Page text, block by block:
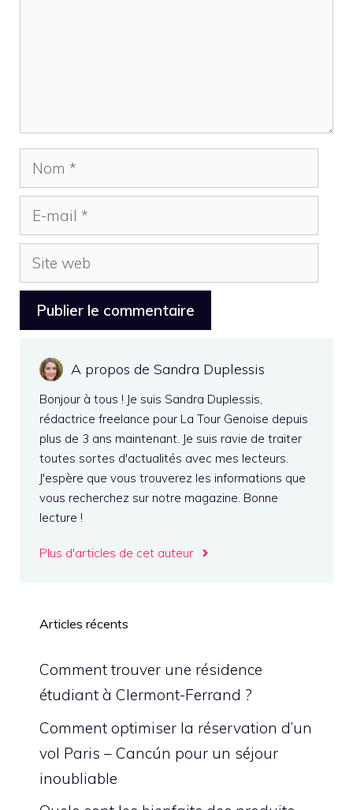
Nom
mail
Site
web
A propos de Sandra Duplessis
Bonjour à tous ! Je suis Sandra Duplessis,
rédactrice freelance pour La Tour Genoise depuis
plus de 3 ans maintenant. Je suis ravie de traiter
toutes sortes d'actualités avec mes lecteurs.
J'espère que vous trouverez les informations que
vous recherchez sur notre magazine. Bonne
lecture !
Plus d'articles de cet auteur
Articles récents
Comment trouver une résidence
étudiant à Clermont-Ferrand ?
Comment optimiser la réservation d’un
vol Paris – Cancún pour un séjour
inoubliable